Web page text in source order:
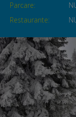
Parcare:
Restaurante: